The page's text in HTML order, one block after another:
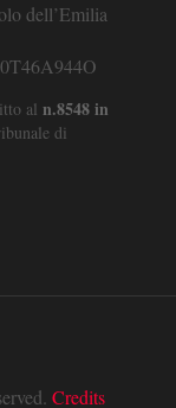
dell’Emilia
al n.8548 in
di
Credits